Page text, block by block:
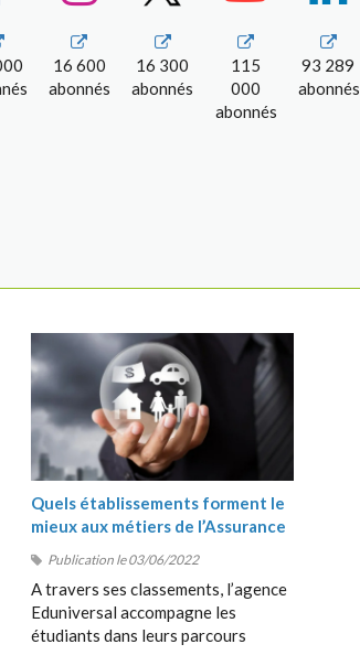
16 600
abonnés
16 300
abonnés
115
000
abonnés
93 289
abonnés
Quels établissements forment le
mieux aux métiers de l’Assurance
Publication le 03/06/2022
A travers ses classements, l’agence
Eduniversal accompagne les
étudiants dans leurs parcours